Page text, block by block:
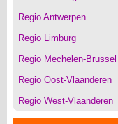
Regio Antwerpen
Regio Limburg
Regio Mechelen-Brussel
Regio Oost-Vlaanderen
Regio West-Vlaanderen